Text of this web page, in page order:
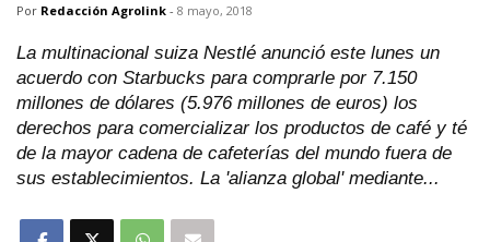
Por Redacción Agrolink - 8 mayo, 2018
La multinacional suiza Nestlé anunció este lunes un
acuerdo con Starbucks para comprarle por 7.150
millones de dólares (5.976 millones de euros) los
derechos para comercializar los productos de café y té
de la mayor cadena de cafeterías del mundo fuera de
sus establecimientos. La 'alianza global' mediante...